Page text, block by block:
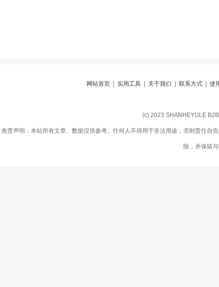
网站首页| 实用工具| 关于我们 联系方式| 使
(c) 2023 SHANHEYULE
免责声明：本站所有文章、数据仅供参考。任何人不得用于非法用途，否则责任自
除，并保留